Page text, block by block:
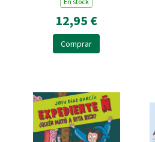
12,95 €
Comprar